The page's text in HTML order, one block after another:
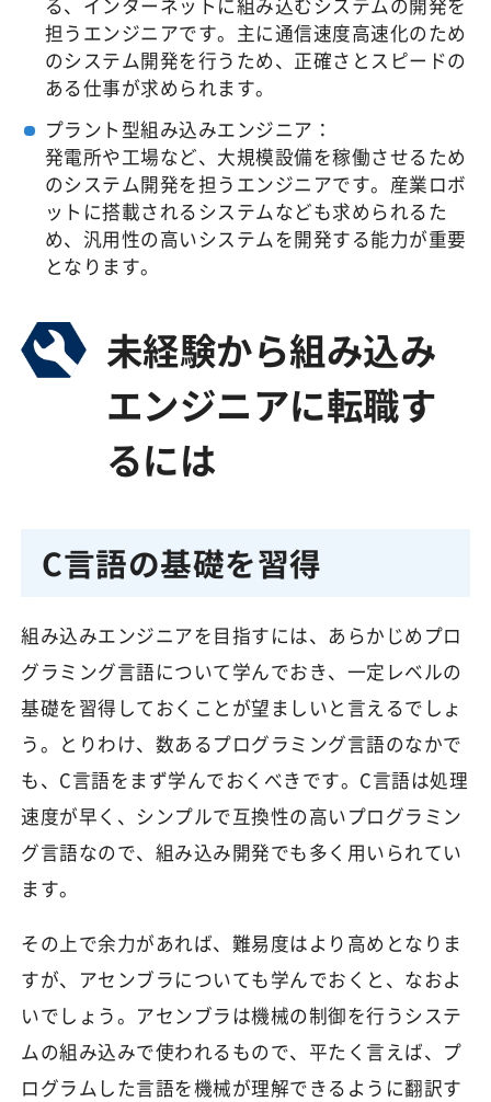
担うエンジニアです。主に通信速度高速化のため
のシステム開発を行うため、正確さとスピードの
ある仕事が求められます。
プラント型組み込みエンジニア：
発電所や工場など、大規模設備を稼働させるため
のシステム開発を担うエンジニアです。産業ロボ
ットに搭載されるシステムなども求められるた
め、汎用性の高いシステムを開発する能力が重要
となります。
未経験から組み込み
エンジニアに転職す
るには
C言語の基礎を習得
組み込みエンジニアを目指すには、あらかじめプロ
グラミング言語について学んでおき、一定レベルの
基礎を習得しておくことが望ましいと言えるでしょ
う。とりわけ、数あるプログラミング言語のなかで
も、C言語をまず学んでおくべきです。C言語は処理
速度が早く、シンプルで互換性の高いプログラミン
グ言語なので、組み込み開発でも多く用いられてい
ます。
その上で余力があれば、難易度はより高めとなりま
すが、アセンブラについても学んでおくと、なおよ
いでしょう。アセンブラは機械の制御を行うシステ
ムの組み込みで使われるもので、平たく言えば、プ
ログラムした言語を機械が理解できるように翻訳す